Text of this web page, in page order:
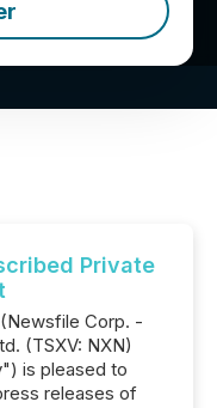
Private
Corp. -
(TSXV: NXN)
is pleased to
releases of